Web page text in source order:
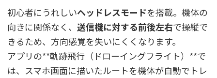
初心者にうれしいヘッドレスモードを搭載。機体の
向きに関係なく、 送信機に対する前後左右で操縦で
きるため、方向感覚を失いにくくなります。
アプリの**軌跡飛行（ドローイングフライト）**で
は、スマホ画面に描いたルートを機体が自動でトレ